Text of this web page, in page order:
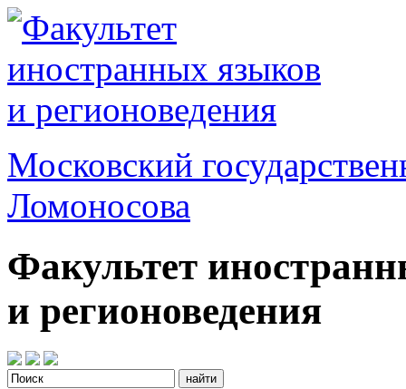
Московский
Ломоносова
Факультет
и регионоведения